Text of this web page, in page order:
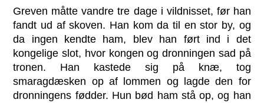
Greven måtte vandre tre dage i vildnisset, før han
fandt ud af skoven. Han kom da til en stor by, og
da ingen kendte ham, blev han ført ind i det
kongelige slot, hvor kongen og dronningen sad på
tronen. Han kastede sig på knæ, tog
smaragdæsken op af lommen og lagde den for
dronningens fødder. Hun bød ham stå op, og han